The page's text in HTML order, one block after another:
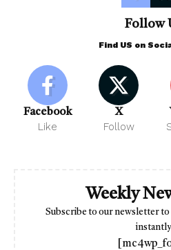
Follow
Find US on
Facebook
Like
X
Follow
Weekly
Subscribe to our newsletter